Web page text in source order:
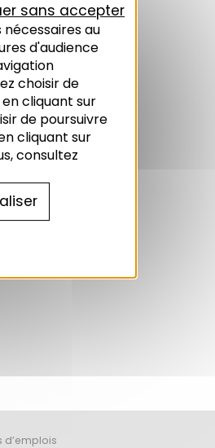
d’emplois
au
d'audience
choisir de
cliquant sur
de poursuivre
cliquant sur
consultez
sans accepter